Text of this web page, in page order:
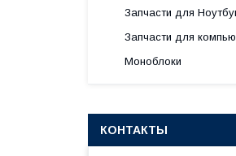
Запчасти для
Запчасти для
Моноблоки
КОНТАКТЫ